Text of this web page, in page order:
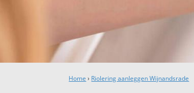
Home › Riolering aanleggen Wijnandsrade